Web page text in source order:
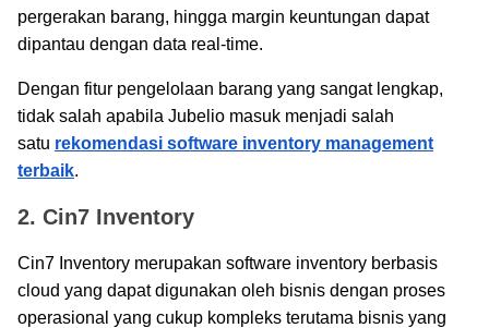
pergerakan barang, hingga margin keuntungan dapat
dipantau dengan data real-time.
Dengan fitur pengelolaan barang yang sangat lengkap,
tidak salah apabila Jubelio masuk menjadi salah
satu rekomendasi software inventory management
terbaik.
2. Cin7 Inventory
Cin7 Inventory merupakan software inventory berbasis
cloud yang dapat digunakan oleh bisnis dengan proses
operasional yang cukup kompleks terutama bisnis yang